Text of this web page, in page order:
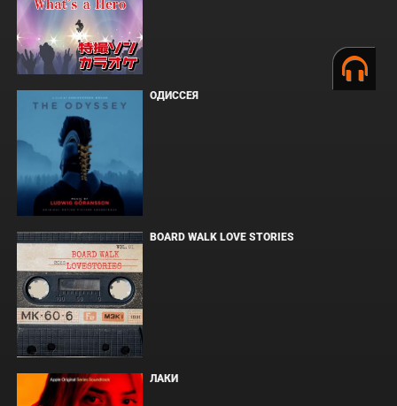
ОДИССЕЯ
BOARD WALK LOVE STORIES
ЛАКИ